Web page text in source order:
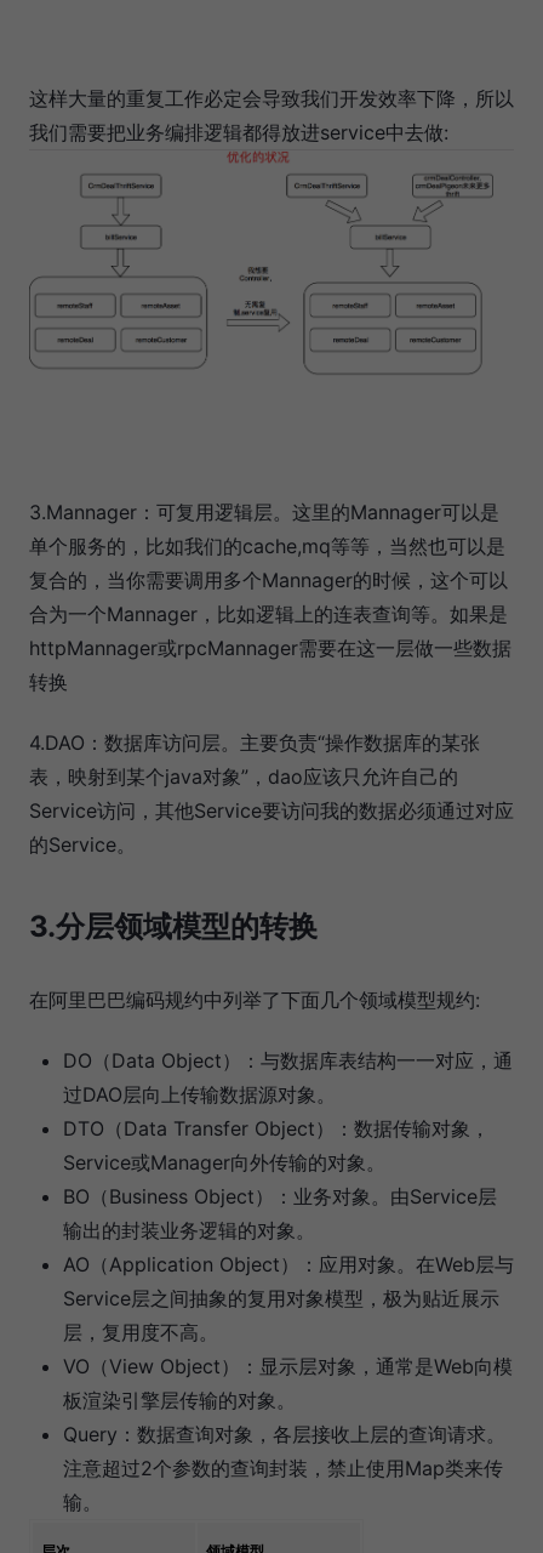
这样大量的重复工作必定会导致我们开发效率下降，所以
我们需要把业务编排逻辑都得放进service中去做:
3.Mannager：可复用逻辑层。这里的Mannager可以是
单个服务的，比如我们的cache,mq等等，当然也可以是
复合的，当你需要调用多个Mannager的时候，这个可以
合为一个Mannager，比如逻辑上的连表查询等。如果是
httpMannager或rpcMannager需要在这一层做一些数据
转换
4.DAO：数据库访问层。主要负责“操作数据库的某张
表，映射到某个java对象”，dao应该只允许自己的
Service访问，其他Service要访问我的数据必须通过对应
的Service。
3.分层领域模型的转换
在阿里巴巴编码规约中列举了下面几个领域模型规约:
DO（Data Object）：与数据库表结构一一对应，通
过DAO层向上传输数据源对象。
DTO（Data Transfer Object）：数据传输对象，
Service或Manager向外传输的对象。
BO（Business Object）：业务对象。由Service层
输出的封装业务逻辑的对象。
AO（Application Object）：应用对象。在Web层与
Service层之间抽象的复用对象模型，极为贴近展示
层，复用度不高。
VO（View Object）：显示层对象，通常是Web向模
板渲染引擎层传输的对象。
Query：数据查询对象，各层接收上层的查询请求。
注意超过2个参数的查询封装，禁止使用Map类来传
输。